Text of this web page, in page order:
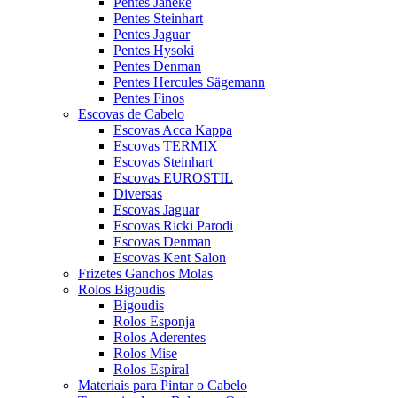
Pentes Steinhart
Pentes Jaguar
Pentes Hysoki
Pentes Denman
Pentes Hercules Sägemann
Pentes Finos
Escovas de Cabelo
Escovas Acca Kappa
Escovas TERMIX
Escovas Steinhart
Escovas EUROSTIL
Diversas
Escovas Jaguar
Escovas Ricki Parodi
Escovas Denman
Escovas Kent Salon
Frizetes Ganchos Molas
Rolos Bigoudis
Bigoudis
Rolos Esponja
Rolos Aderentes
Rolos Mise
Rolos Espiral
Materiais para Pintar o Cabelo